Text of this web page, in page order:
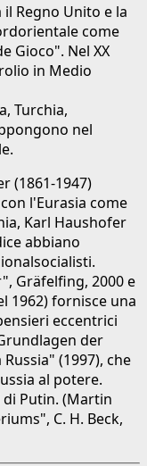
Regno Unito e la
come
Gioco". Nel XX
in Medio
Turchia,
nel
(1861-1947)
l'Eurasia come
Karl Haushofer
abbiano
Gräfelfing, 2000 e
1962) fornisce una
eccentrici
der
(1997), che
al potere.
Putin. (Martin
C. H. Beck,